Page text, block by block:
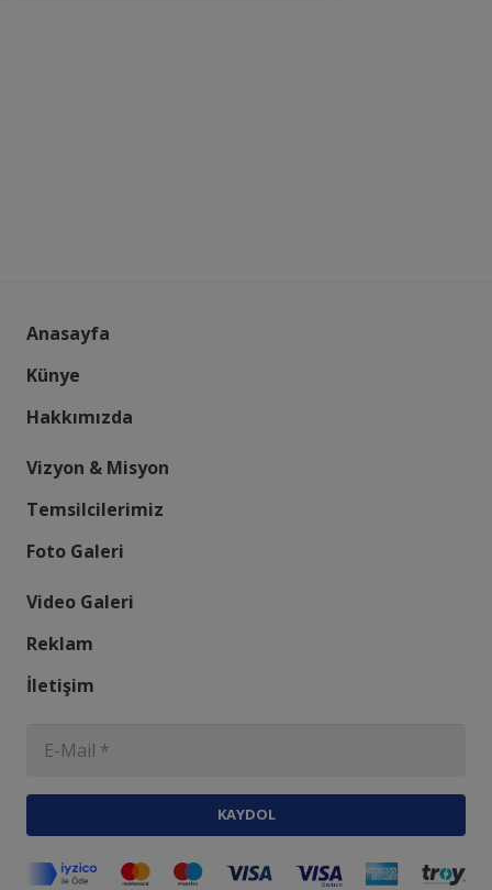
Anasayfa
Künye
Hakkımızda
Vizyon & Misyon
Temsilcilerimiz
Foto Galeri
Video Galeri
Reklam
İletişim
KAYDOL